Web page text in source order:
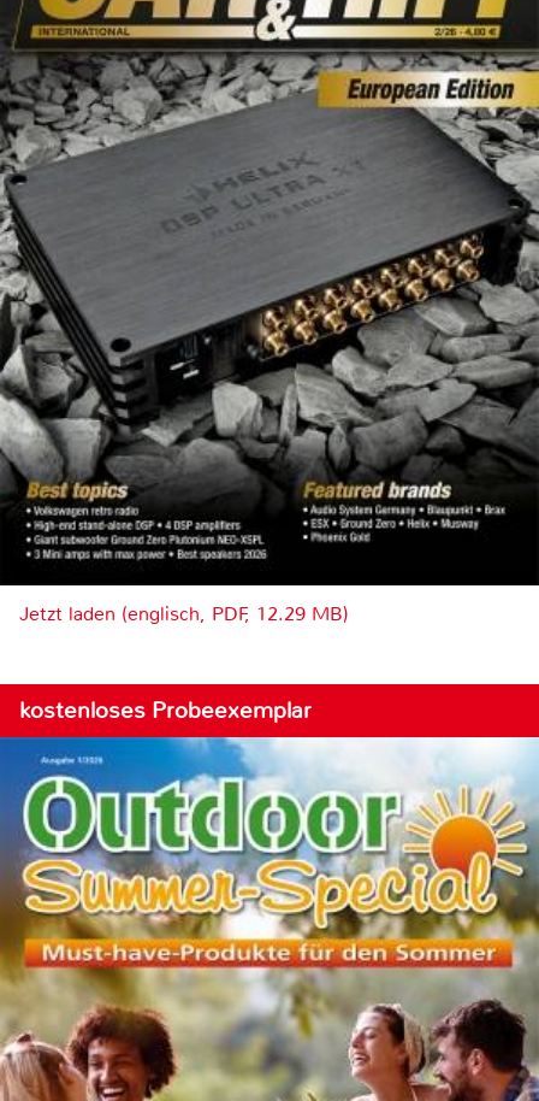
Jetzt laden (englisch, PDF, 12.29 MB)
kostenloses Probeexemplar